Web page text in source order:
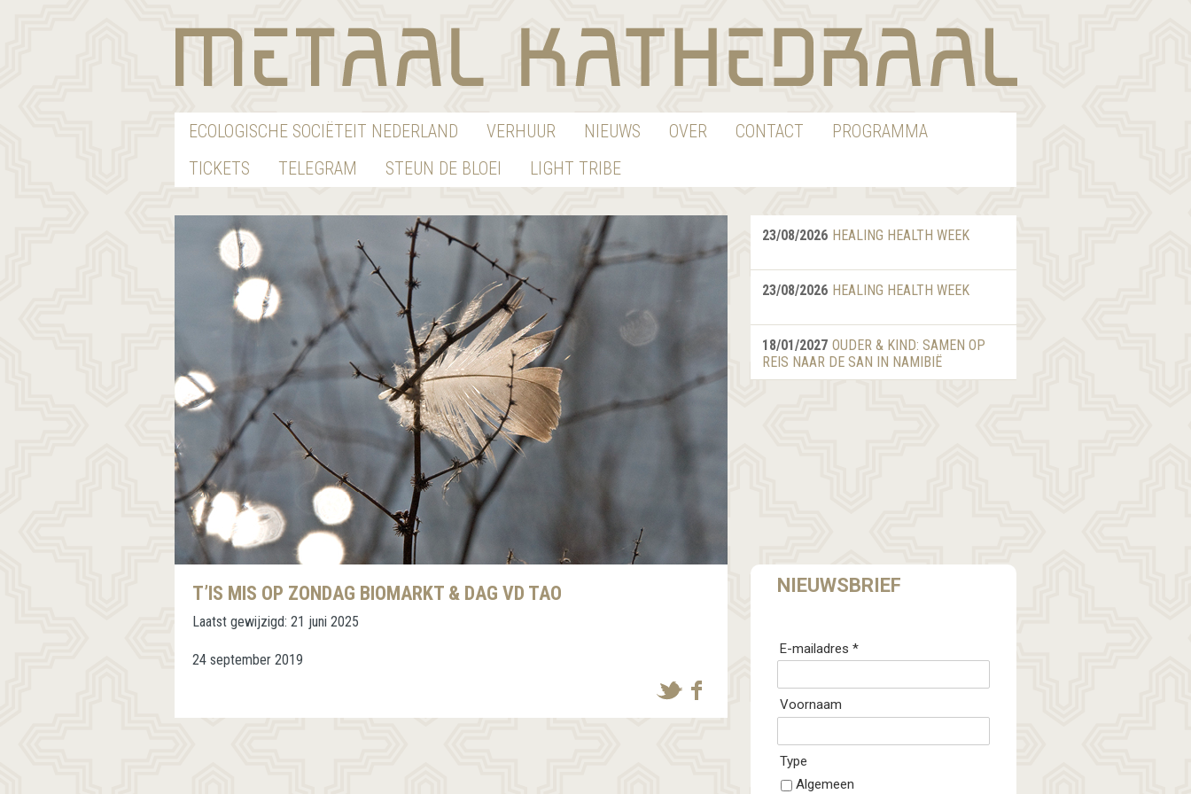
ECOLOGISCHE SOCIËTEIT NEDERLAND VERHUUR NIEUWS OVER CONTACT
PROGRAMMA
TICKETS
TELEGRAM STEUN DE BLOEI LIGHT TRIBE
T’IS MIS OP ZONDAG BIOMARKT & DAG VD TAO
Laatst gewijzigd: 21 juni 2025
24 september 2019
23/08/2026 HEALING HEALTH WEEK
23/08/2026 HEALING HEALTH WEEK
18/01/2027 OUDER & KIND: SAMEN OP
REIS NAAR DE SAN IN NAMIBIË
NIEUWSBRIEF
E-mailadres *
Voornaam
Type
Algemeen